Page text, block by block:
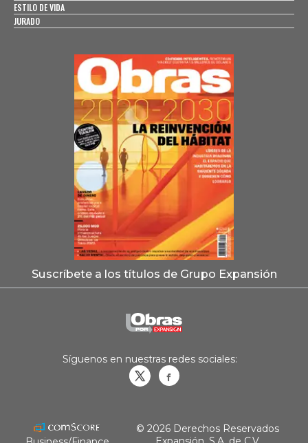
ESTILO DE VIDA
JURADO
Suscríbete a los títulos de Grupo Expansión
Síguenos en nuestras redes sociales:
© 2026 Derechos Reservados